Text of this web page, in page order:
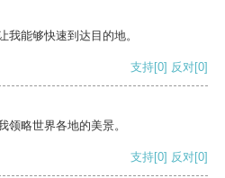
我能够快速到达目的地。
支持[0] 反对[0]
领略世界各地的美景。
支持[0] 反对[0]